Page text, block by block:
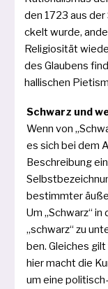
den 1723 aus
ckelt wur­de,
Religiosität
des Glaubens
hal­li­schen
Schwarz und
Wenn von
es sich bei dem
Beschreibung
bestimm­ter
Um „Schwarz“
„schwarz“ zu
ben. Gleiches
hier macht die
um eine